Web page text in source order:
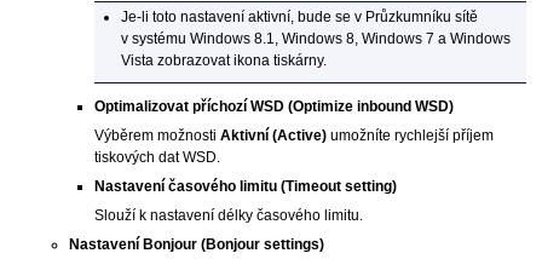
Je-li toto nastavení aktivní, bude se v Průzkumníku sítě
v systému Windows 8.1, Windows 8, Windows 7 a Windows
Vistazobrazovat ikona tiskárny.
Optimalizovat příchozí WSD (Optimize inbound WSD)
Výběrem možnostiAktivní (Active) umožníte rychlejší příjem
tiskových datWSD.
Nastavení časového limitu (Timeout setting)
Slouží k nastavení délky časového limitu.
Nastavení Bonjour (Bonjour settings)